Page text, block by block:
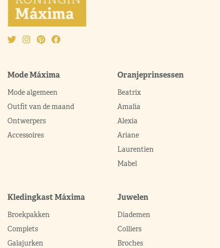
Mode Máxima
Mode algemeen
Outfit van de maand
Ontwerpers
Accessoires
Oranjeprinsessen
Beatrix
Amalia
Alexia
Ariane
Laurentien
Mabel
Kledingkast Máxima
Broekpakken
Complets
Galajurken
Juwelen
Diademen
Colliers
Broches